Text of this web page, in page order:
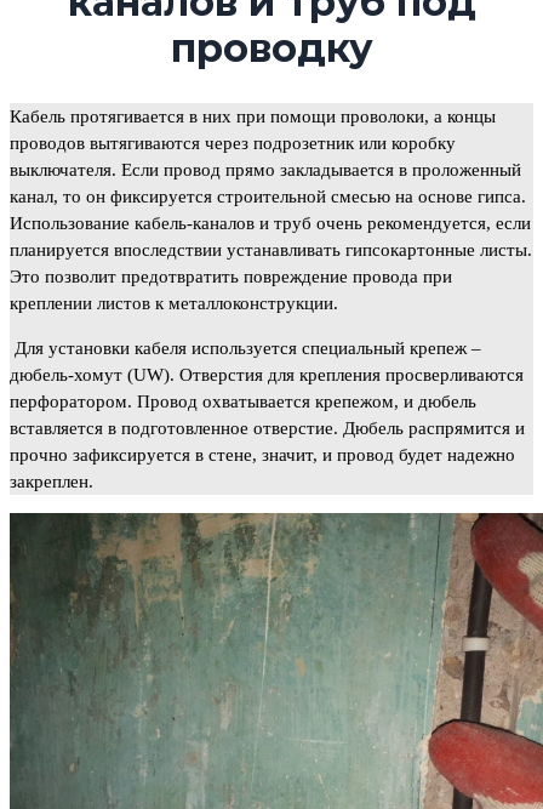
проводку
Кабель протягивается в них при помощи проволоки, а концы
проводов вытягиваются через подрозетник или коробку
выключателя. Если провод прямо закладывается в проложенный
канал, то он фиксируется строительной смесью на основе гипса.
Использование кабель-каналов и труб очень рекомендуется, если
планируется впоследствии устанавливать гипсокартонные листы.
Это позволит предотвратить повреждение провода при
креплении листов к металлоконструкции.
Для установки кабеля используется специальный крепеж –
дюбель-хомут (UW). Отверстия для крепления просверливаются
перфоратором. Провод охватывается крепежом, и дюбель
вставляется в подготовленное отверстие. Дюбель распрямится и
прочно зафиксируется в стене, значит, и провод будет надежно
закреплен.